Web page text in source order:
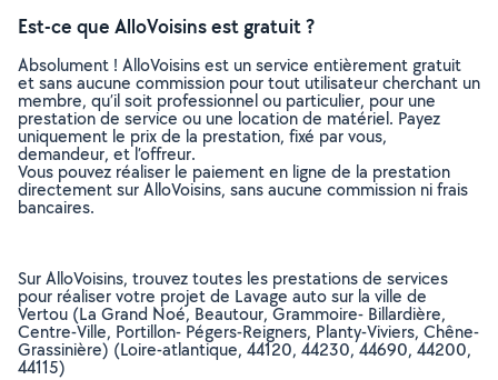
Est-ce que AlloVoisins est gratuit ?
Absolument ! AlloVoisins est un service entièrement gratuit
et sans aucune commission pour tout utilisateur cherchant un
membre, qu’il soit professionnel ou particulier, pour une
prestation de service ou une location de matériel. Payez
uniquement le prix de la prestation, fixé par vous,
demandeur, et l’offreur.
Vous pouvez réaliser le paiement en ligne de la prestation
directement sur AlloVoisins, sans aucune commission ni frais
bancaires.
Sur AlloVoisins, trouvez toutes les prestations de services
pour réaliser votre projet de Lavage auto sur la ville de
Vertou (La Grand Noé, Beautour, Grammoire- Billardière,
Centre-Ville, Portillon- Pégers-Reigners, Planty-Viviers, Chêne-
Grassinière) (Loire-atlantique, 44120, 44230, 44690, 44200,
44115)